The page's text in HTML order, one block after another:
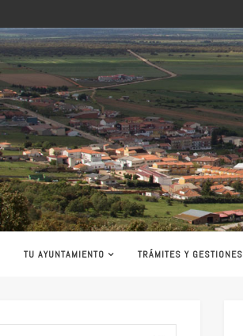
TU AYUNTAMIENTO TRÁMITES Y GESTIONES